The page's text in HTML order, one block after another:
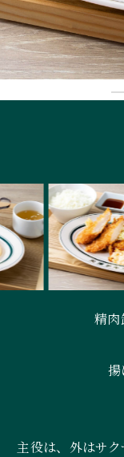
精肉
揚
主役は、外はサ